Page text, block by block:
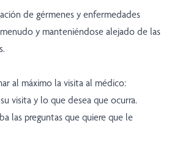
de gérmenes y enfermedades
y manteniéndose alejado de las
al máximo la visita al médico:
visita y lo que desea que ocurra.
las preguntas que quiere que le